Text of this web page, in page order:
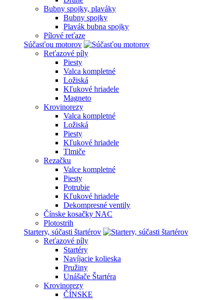
Bubny spojky, plaváky
Bubny spojky
Plavák bubna spojky
Pílové reťaze
Súčasťou motorov
Reťazové píly
Piesty
Valca kompletné
Ložiská
Kľukové hriadele
Magneto
Krovinorezy
Valca kompletné
Ložiská
Piesty
Kľukové hriadele
Tlmiče
Rezačku
Valce kompletné
Piesty
Potrubie
Kľukové hriadele
Dekompresné ventily
Čínske kosačky NAC
Plotostrih
Startery, súčasti štartérov
Reťazové píly
Startéry
Navíjacie kolieska
Pružiny
Unášače Štartéra
Krovinorezy
ČÍNSKE